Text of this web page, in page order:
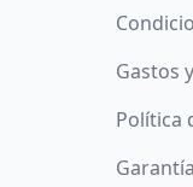
Gastos
Política